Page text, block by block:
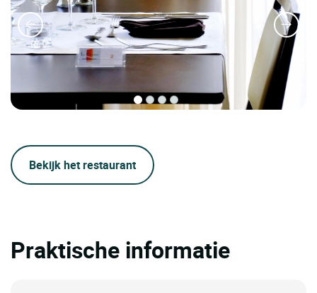
Bekijk het restaurant
Praktische informatie